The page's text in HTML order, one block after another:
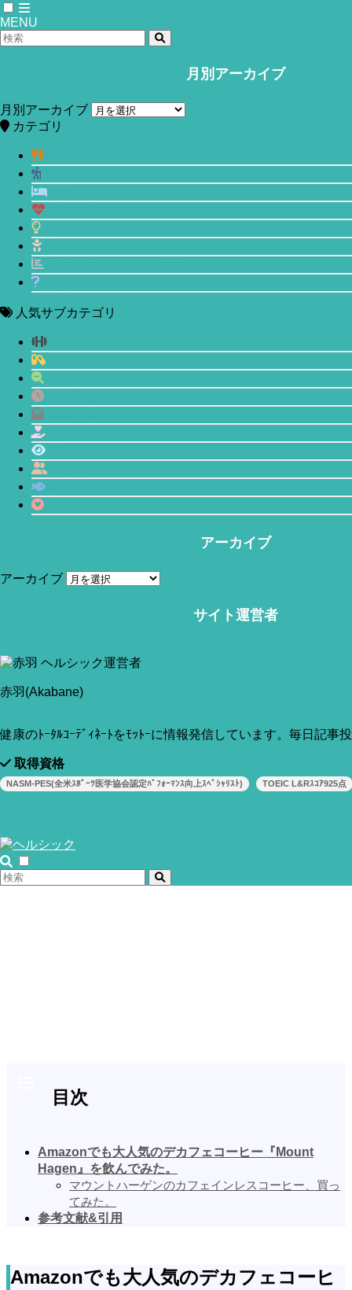
MENU
月別アーカイブ
月別アーカイブ
カテゴリ
人気サブカテゴリ
アーカイブ
アーカイブ
サイト運営者
赤羽(Akabane)
健康のﾄｰﾀﾙｺｰﾃﾞｨﾈｰﾄをﾓｯﾄｰに情報発信しています。毎日記事
取得資格
NASM-PES(全米ｽﾎﾟｰﾂ医学協会認定ﾊﾟﾌｫｰﾏﾝｽ向上ｽﾍﾟｼｬﾘｽﾄ) TOEIC L&Rｽｺｱ925点
カフェインレスのデカフェコーヒー
『Mount Hagen(マウントハーゲン)』
を試飲してみた。【評価、レビュー】
2018年6月19日
当サイトはアフィリエイトリンク(広告も含む)を利用しています。
赤羽(Akabane)
今回は人気のコーヒーを飲んでみた！というお話です。
目次
Amazonでも大人気のデカフェコーヒー『Mount
Hagen』を飲んでみた。
マウントハーゲンのカフェインレスコーヒー、買っ
てみた。
参考文献&引用
Amazonでも大人気のデカフェコーヒ